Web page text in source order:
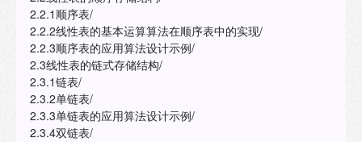
2.2.1顺序表/
2.2.2线性表的基本运算算法在顺序表中的实现/
2.2.3顺序表的应用算法设计示例/
2.3线性表的链式存储结构/
2.3.1链表/
2.3.2单链表/
2.3.3单链表的应用算法设计示例/
2.3.4双链表/